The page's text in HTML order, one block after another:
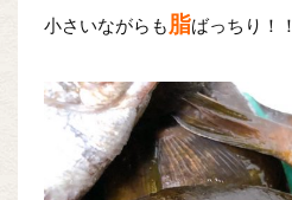
小さいながらも脂ばっちり！！